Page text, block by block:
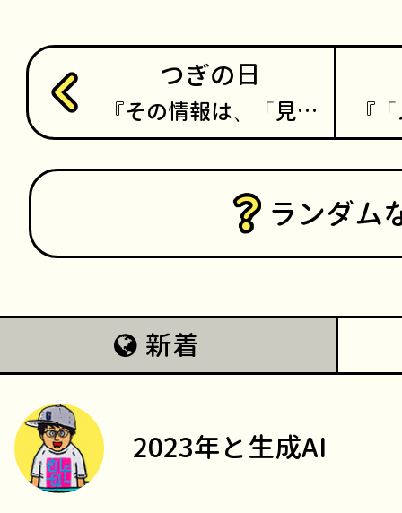
つぎの日
その情報は、「見…
ランダム
新着
2023年と生成AI